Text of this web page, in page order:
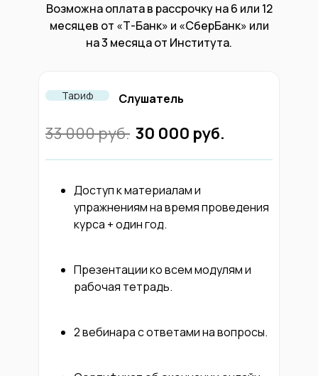
Возможна оплата в рассрочку на 6 или 12
месяцев от «Т-Банк» и «СберБанк» или
на 3 месяца от Института.
Доступ к материалам и
упражнениям на время проведения
курса + один год.
Презентации ко всем модулям и
рабочая тетрадь.
2 вебинара с ответами на вопросы.
Слушатель
Тариф
33 000 руб. 30 000 руб.